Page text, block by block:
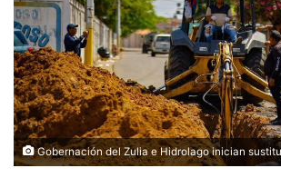
Gobernación del Zulia e Hidrolago inician